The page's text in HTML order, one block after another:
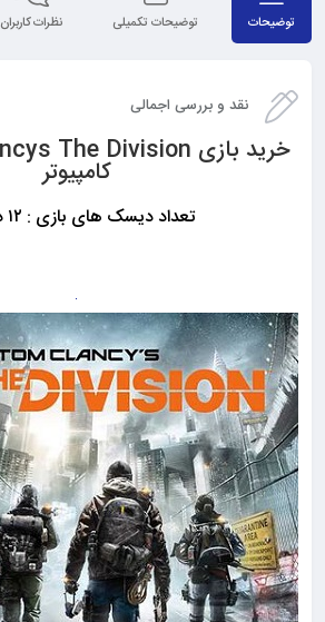
توضیحات توضیحات تکمیلی نظرات کاربران
نقد و بررسی اجمالی
کامپیوتر
تعداد دیسک های بازی : ۱۲ دیسک